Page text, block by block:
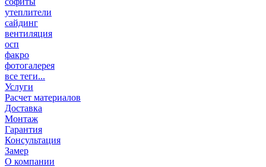
утеплители
сайдинг
вентиляция
осп
факро
фотогалерея
все теги...
Услуги
Расчет материалов
Доставка
Монтаж
Гарантия
Консультация
Замер
О компании